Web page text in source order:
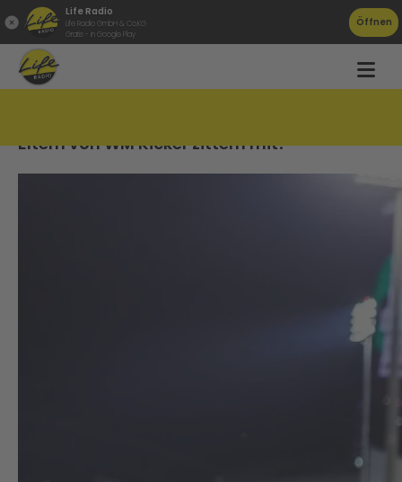
Life Radio
Life Radio GmbH & Co.KG
Gratis - in Google Play
Öffnen
Eltern von WM Kicker zittern mit!